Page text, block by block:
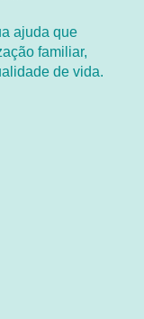
ajuda que
familiar,
de vida.